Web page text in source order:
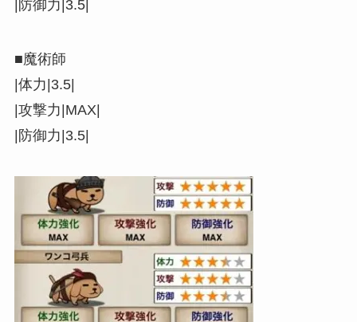
|防御力|3.5|
■魔術師
|体力|3.5|
|攻撃力|MAX|
|防御力|3.5|